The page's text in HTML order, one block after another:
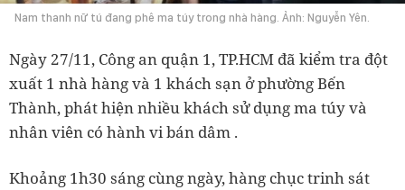
Nam thanh nữ tú đang phê ma túy trong nhà hàng. Ảnh: Nguyễn Yên.
Ngày 27/11, Công an quận 1, TP.HCM đã kiểm tra đột
xuất 1 nhà hàng và 1 khách sạn ở phường Bến
Thành, phát hiện nhiều khách sử dụng ma túy và
nhân viên có hành vi bán dâm .
Khoảng 1h30 sáng cùng ngày, hàng chục trinh sát